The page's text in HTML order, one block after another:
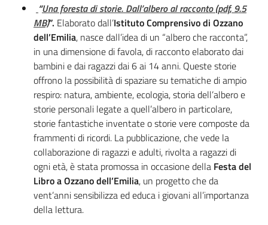
“Una foresta di storie. Dall’albero al racconto (pdf, 9.5
MB)”. Elaborato dall’Istituto Comprensivo di Ozzano
dell’Emilia, nasce dall’idea di un “albero che racconta”,
in una dimensione di favola, di racconto elaborato dai
bambini e dai ragazzi dai 6 ai 14 anni. Queste storie
offrono la possibilità di spaziare su tematiche di ampio
respiro: natura, ambiente, ecologia, storia dell’albero e
storie personali legate a quell’albero in particolare,
storie fantastiche inventate o storie vere composte da
frammenti di ricordi. La pubblicazione, che vede la
collaborazione di ragazzi e adulti, rivolta a ragazzi di
ogni età, è stata promossa in occasione della Festa del
Libro a Ozzano dell’Emilia, un progetto che da
vent’anni sensibilizza ed educa i giovani all’importanza
della lettura.